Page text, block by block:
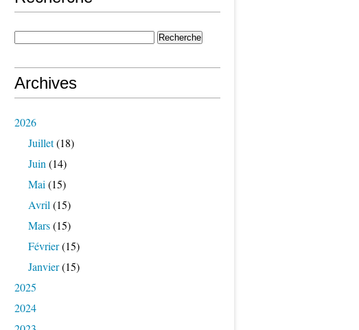
Archives
2026
Juillet(18)
Juin (14)
Mai (15)
Avril (15)
Mars(15)
Février(15)
Janvier(15)
2025
2024